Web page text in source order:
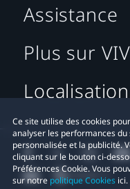
Ce site utilise des cookies
analyser les performances
personnalisée et la publicité.
cliquant sur le bouton ci-
Préférences Cookie. Vous
sur notre politique Cookies ici.
Assistance
Plus sur
Localisation